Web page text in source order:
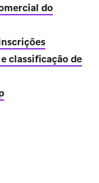
do
classificação de